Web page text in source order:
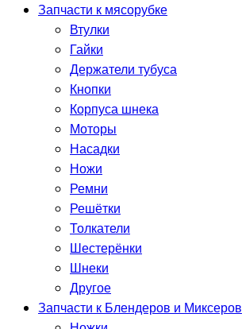
Запчасти к мясорубке
Втулки
Гайки
Держатели тубуса
Кнопки
Корпуса шнека
Моторы
Насадки
Ножи
Ремни
Решётки
Толкатели
Шестерёнки
Шнеки
Другое
Запчасти к Блендеров и Миксеров